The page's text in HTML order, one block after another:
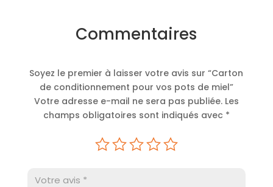
de
miel
n
v
e
:
Commentaires
Soyez le premier à laisser votre avis sur “Carton
de conditionnement pour vos pots de miel”
Votre adresse e-mail ne sera pas publiée. Les
champs obligatoires sont indiqués avec *